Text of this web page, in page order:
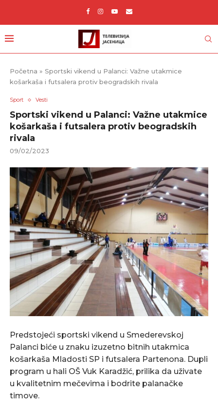
Početna » Sportski vikend u Palanci: Važne utakmice
košarkaša i futsalera protiv beogradskih rivala
Sport Vesti
Sportski vikend u Palanci: Važne utakmice
košarkaša i futsalera protiv beogradskih
rivala
09/02/2023
Predstojeći sportski vikend u Smederevskoj
Palanci biće u znaku izuzetno bitnih utakmica
košarkaša Mladosti SP i futsalera Partenona. Dupli
program u hali OŠ Vuk Karadžić, prilika da uživate
u kvalitetnim mečevima i bodrite palanačke
timove.